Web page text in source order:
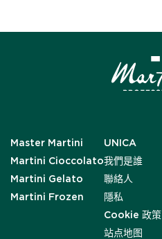
Master Martini
Martini Cioccolato
Martini Gelato
Martini Frozen
UNICA
我們是誰
聯絡人
隱私
Cookie 政策
站点地图